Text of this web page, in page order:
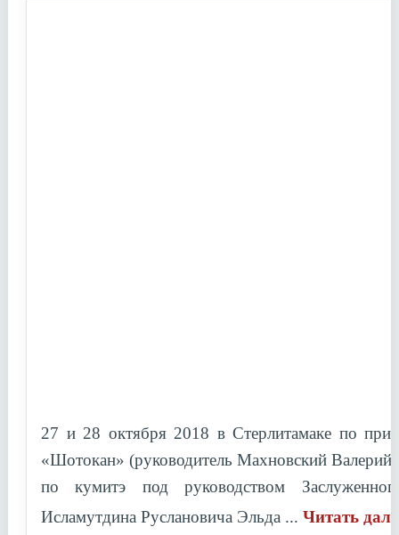
27 и 28 октября 2018 в Стерлитамаке по
«Шотокан» (руководитель Махновский
по кумитэ под руководством
Исламутдина Руслановича Эльда ... Читать